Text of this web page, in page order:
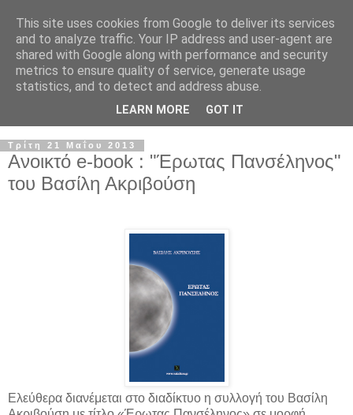
Τρίτη 21 Μαΐου 2013
Ανοικτό e-book : "Έρωτας Πανσέληνος"
του Βασίλη Ακριβούση
Ελεύθερα διανέμεται στο διαδίκτυο η συλλογή του Βασίλη
This site uses cookies from Google to deliver its services
and to analyze traffic. Your IP address and user-agent are
shared with Google along with performance and security
metrics to ensure quality of service, generate usage
statistics, and to detect and address abuse.
LEARN MORE GOT IT